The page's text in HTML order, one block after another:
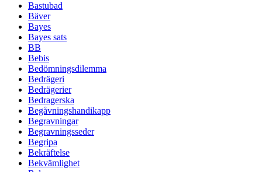
Bastubad
Bäver
Bayes
Bayes sats
BB
Bebis
Bedömningsdilemma
Bedrägeri
Bedrägerier
Bedragerska
Begåvningshandikapp
Begravningar
Begravningsseder
Begripa
Bekräftelse
Bekvämlighet